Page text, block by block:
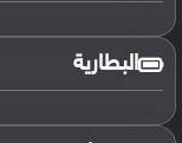
البطارية